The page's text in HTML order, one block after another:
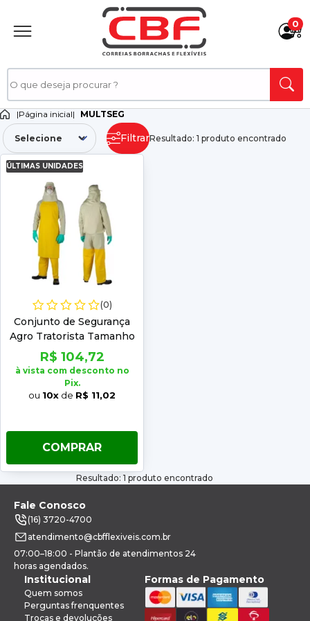
0
|Página inicial| MULTSEG
Resultado: 1 produto encontrado
Filtrar
ÚLTIMAS UNIDADES
(0)
Conjunto de Segurança
Agro Tratorista Tamanho
XXG CA 34289
R$ 104,72
à vista com desconto no
Pix.
ou 10x de R$ 11,02
COMPRAR
Resultado: 1 produto encontrado
Fale Conosco
(16) 3720-4700
atendimento@cbfflexiveis.com.br
07:00–18:00 - Plantão de atendimentos 24
horas agendados.
Institucional
Quem somos
Perguntas frenquentes
Trocas e devoluções
Formas de Pagamento